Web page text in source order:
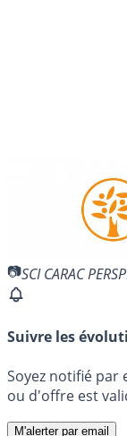
SCI CARAC
Suivre les
Soyez notifié par
ou d'offre est
M'alerter par email